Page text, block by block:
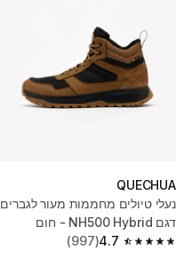
QUECHUA
נעלי טיולים מחממות מעור לגברים,
דגם NH500 Hybrid - חום
4.7
4.7 out of 5 stars from 997 reviews
(997)